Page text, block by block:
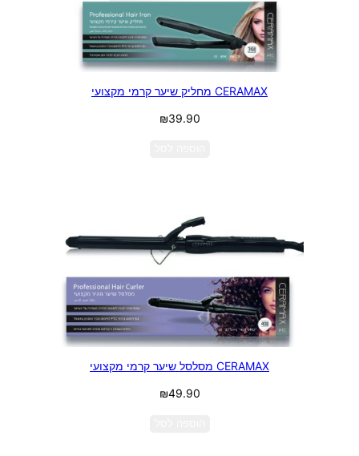
CERAMAX מחליק שיער קרמי מקצועי
₪39.90
CERAMAX מסלסל שיער קרמי מקצועי
₪49.90